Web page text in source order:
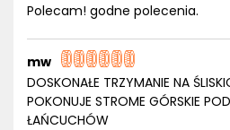
Polecam! godne polecenia.
mw
DOSKONAŁE TRZYMANIE NA
POKONUJE STROME GÓRSKIE
ŁAŃCUCHÓW